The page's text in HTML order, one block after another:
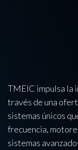
TMEIC impulsa la
través de una
sistemas únicos
frecuencia,
sistemas